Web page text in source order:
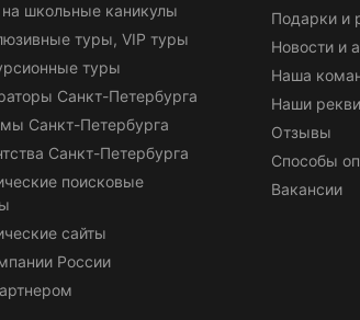
школьные каникулы
туры, VIP туры
туры
Санкт-Петербурга
Санкт-Петербурга
Санкт-Петербурга
поисковые
сайты
России
Подарки и
Новости и
Наша
Наши
Отзывы
Способы
Вакансии